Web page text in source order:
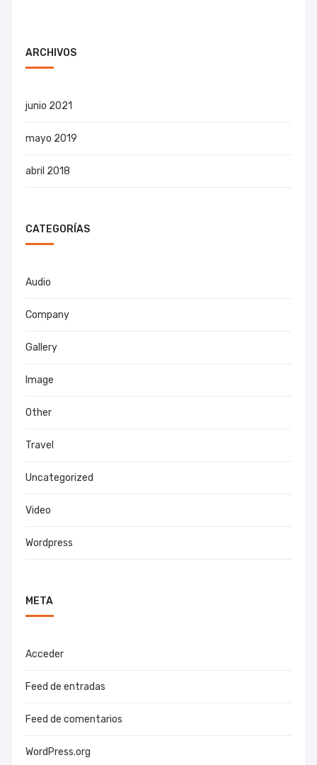
ARCHIVOS
junio 2021
mayo 2019
abril 2018
CATEGORÍAS
Audio
Company
Gallery
Image
Other
Travel
Uncategorized
Video
Wordpress
META
Acceder
Feed de entradas
Feed de comentarios
WordPress.org